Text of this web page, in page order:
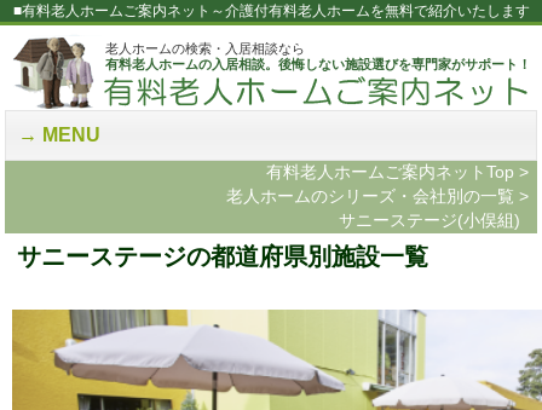
■有料老人ホームご案内ネット～介護付有料老人ホームを無料で紹介いたします
老人ホームの検索・入居相談なら
有料老人ホームの入居相談。後悔しない施設選びを専門家がサポート！
MENU
有料老人ホームご案内ネットTop >
老人ホームのシリーズ・会社別の一覧 >
サニーステージ(小俣組)
サニーステージの都道府県別施設一覧